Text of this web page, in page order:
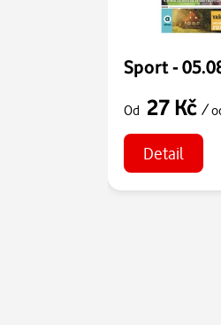
Sport -
Od 27 Kč /
Detail